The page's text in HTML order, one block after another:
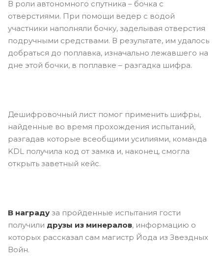
В роли автономного спутника – бочка с
отверстиями. При помощи ведер с водой
участники наполняли бочку, заделывая отверстия
подручными средствами. В результате, им удалось
добраться до поплавка, изначально лежавшего на
дне этой бочки, в поплавке – разгадка шифра.
Дешифровочный лист помог применить шифры,
найденные во время прохождения испытаний,
разгадав которые всеобщими усилиями, команда
KDL получила код от замка и, наконец, смогла
открыть заветный кейс.
В награду за пройденные испытания гости
получили друзы из минералов, информацию о
которых рассказал сам магистр Йода из Звездных
Войн.